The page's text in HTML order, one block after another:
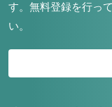
す。 無料登録を行っ
い。